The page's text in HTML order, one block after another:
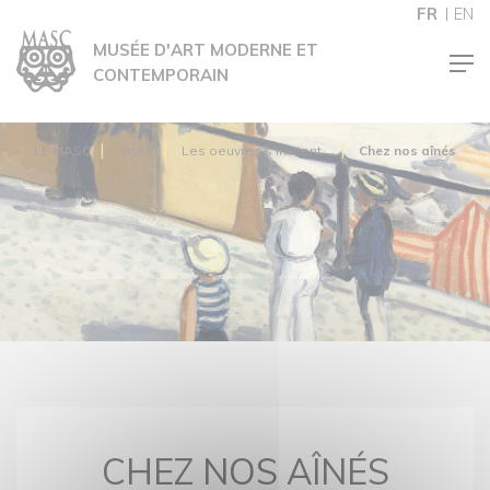
FR
EN
MUSÉE D'ART MODERNE ET
CONTEMPORAIN
LE MASC Visite Les oeuvres s'invitent... Chez nos aînés
CHEZ NOS AÎNÉS